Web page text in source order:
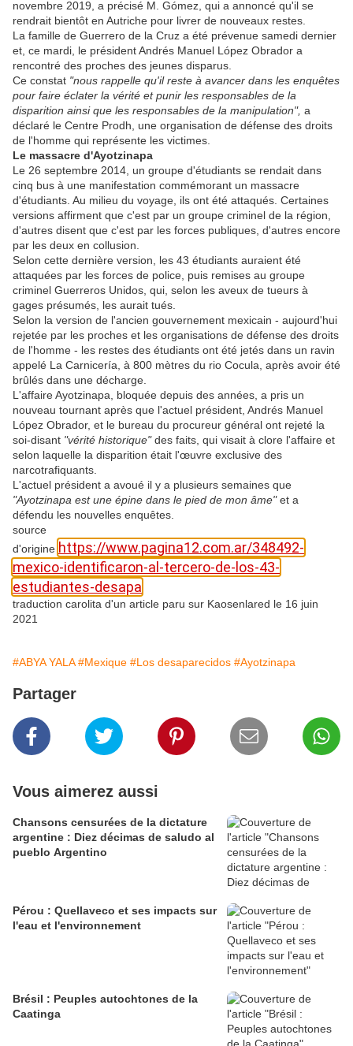
novembre 2019, a précisé M. Gómez, qui a annoncé qu'il se
rendrait bientôt en Autriche pour livrer de nouveaux restes.
La famille de Guerrero de la Cruz a été prévenue samedi dernier
et, ce mardi, le président Andrés Manuel López Obrador a
rencontré des proches des jeunes disparus.
Ce constat "nous rappelle qu'il reste à avancer dans les enquêtes
pour faire éclater la vérité et punir les responsables de la
disparition ainsi que les responsables de la manipulation", a
déclaré le Centre Prodh, une organisation de défense des droits
de l'homme qui représente les victimes.
Le massacre d'Ayotzinapa
Le 26 septembre 2014, un groupe d'étudiants se rendait dans
cinq bus à une manifestation commémorant un massacre
d'étudiants. Au milieu du voyage, ils ont été attaqués. Certaines
versions affirment que c'est par un groupe criminel de la région,
d'autres disent que c'est par les forces publiques, d'autres encore
par les deux en collusion.
Selon cette dernière version, les 43 étudiants auraient été
attaquées par les forces de police, puis remises au groupe
criminel Guerreros Unidos, qui, selon les aveux de tueurs à
gages présumés, les aurait tués.
Selon la version de l'ancien gouvernement mexicain - aujourd'hui
rejetée par les proches et les organisations de défense des droits
de l'homme - les restes des étudiants ont été jetés dans un ravin
appelé La Carnicería, à 800 mètres du rio Cocula, après avoir été
brûlés dans une décharge.
L'affaire Ayotzinapa, bloquée depuis des années, a pris un
nouveau tournant après que l'actuel président, Andrés Manuel
López Obrador, et le bureau du procureur général ont rejeté la
soi-disant "vérité historique"des faits, qui visait à clore l'affaire et
selon laquelle la disparition était l'œuvre exclusive des
narcotrafiquants.
L'actuel président a avoué il y a plusieurs semaines que
"Ayotzinapa est une épine dans le pied de mon âme"et a
défendu les nouvelles enquêtes.
source
d'origine https://www.pagina12.com.ar/348492-
mexico-identificaron-al-tercero-de-los-43-
estudiantes-desapa
traduction carolita d'un article paru sur Kaosenlared le 16 juin
2021
#ABYA YALA #Mexique #Los desaparecidos #Ayotzinapa
Partager
Vous aimerez aussi
Chansons censurées de la dictature
argentine : Diez décimas de saludo al
pueblo Argentino
Pérou : Quellaveco et ses impacts sur
l'eau et l'environnement
Brésil : Peuples autochtones de la
Caatinga